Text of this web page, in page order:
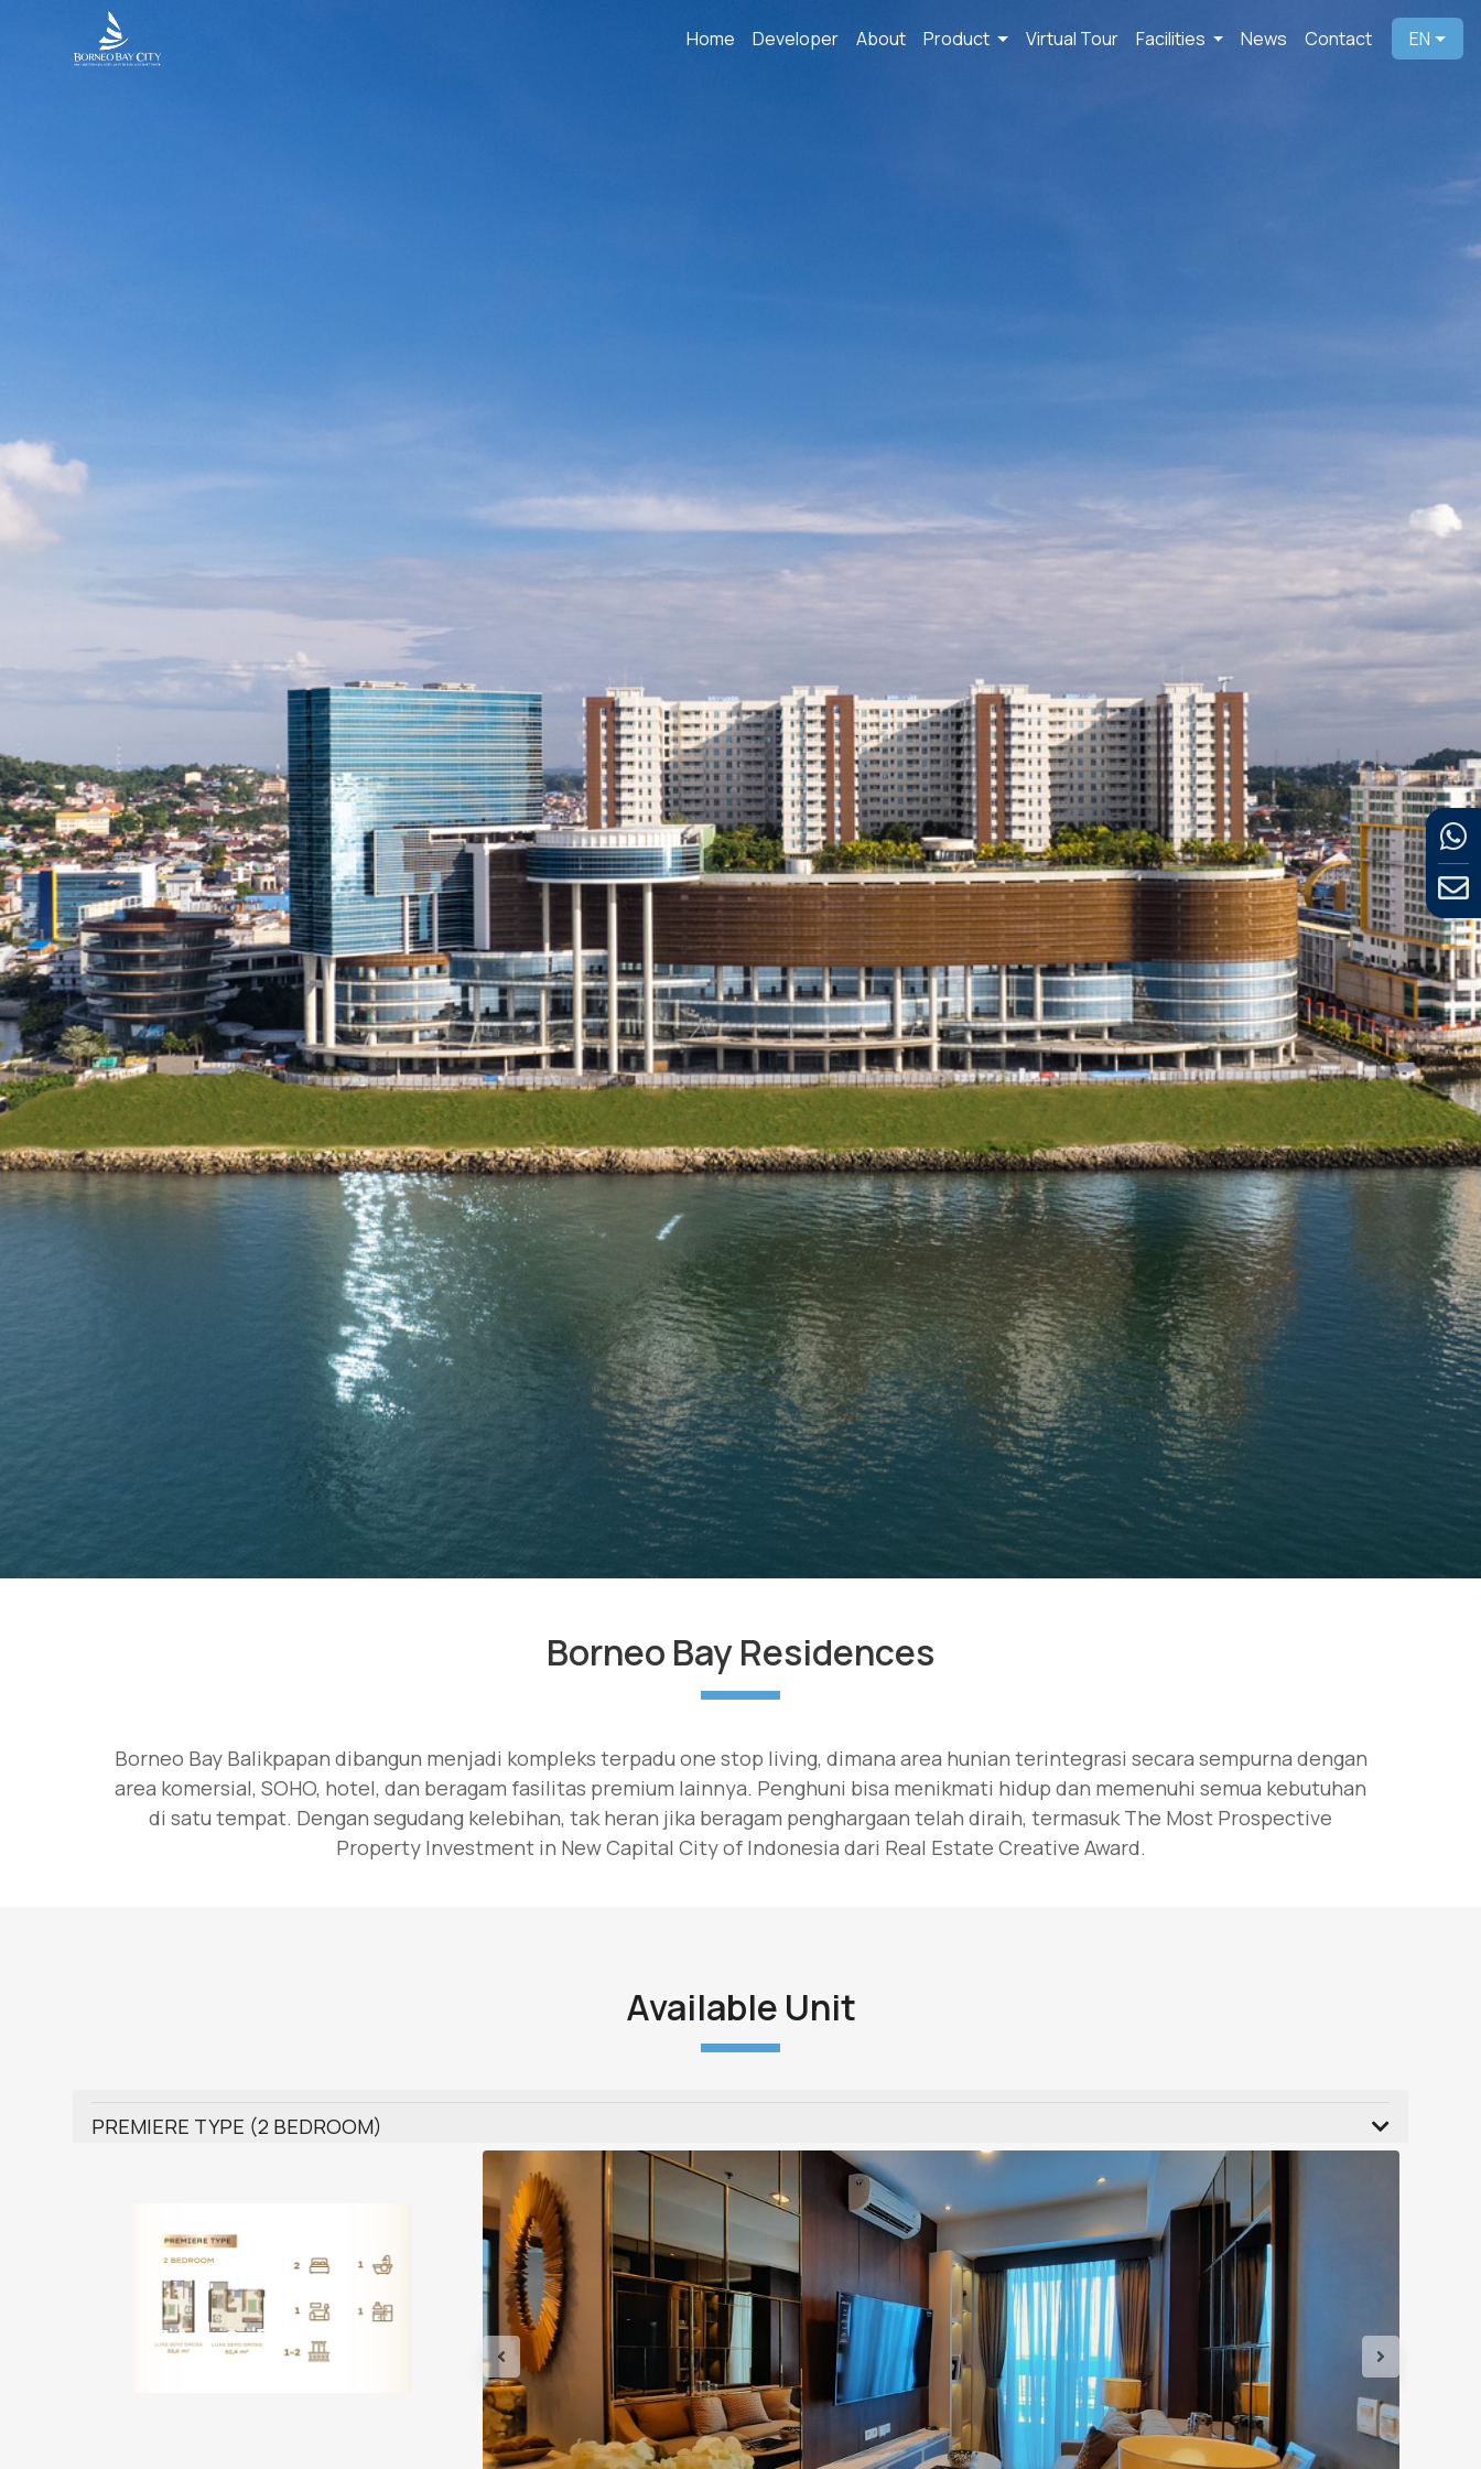
Home Developer About Product Virtual Tour Facilities News Contact EN
Borneo Bay Residences
Borneo Bay Balikpapan dibangun menjadi kompleks terpadu one stop living, dimana area hunian terintegrasi secara sempurna dengan
area komersial, SOHO, hotel, dan beragam fasilitas premium lainnya. Penghuni bisa menikmati hidup dan memenuhi semua kebutuhan
di satu tempat. Dengan segudang kelebihan, tak heran jika beragam penghargaan telah diraih, termasuk The Most Prospective
Property Investment in New Capital City of Indonesia dari Real Estate Creative Award.
Available Unit
PREMIERE TYPE (2 BEDROOM)